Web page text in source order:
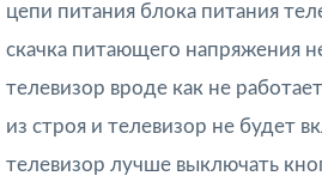
цепи питания блока питания
скачка питающего напряжения
телевизор вроде как не
из строя и телевизор не будет
телевизор лучше выключать